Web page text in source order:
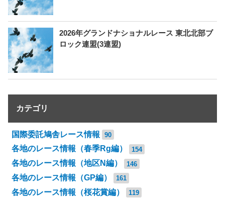
2026年グランドナショナルレース 東北北部ブ
ロック連盟(3連盟)
カテゴリ
国際委託鳩舎レース情報 90
各地のレース情報（春季Rg編） 154
各地のレース情報（地区N編） 146
各地のレース情報（GP編） 161
各地のレース情報（桜花賞編） 119